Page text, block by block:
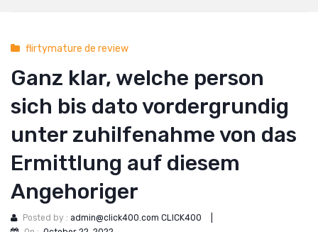
flirtymature de review
Ganz klar, welche person
sich bis dato vordergrundig
unter zuhilfenahme von das
Ermittlung auf diesem
Angehoriger
Posted by : admin@click400.com CLICK400